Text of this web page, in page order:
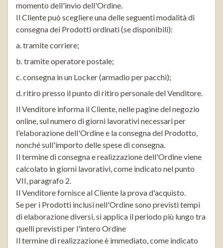
momento dell'invio dell'Ordine.
Il Cliente può scegliere una delle seguenti modalità di
consegna dei Prodotti ordinati (se disponibili):
a. tramite corriere;
b. tramite operatore postale;
c. consegna in un Locker (armadio per pacchi);
d. ritiro presso il punto di ritiro personale del Venditore.
Il Venditore informa il Cliente, nelle pagine del negozio
online, sul numero di giorni lavorativi necessari per
l'elaborazione dell'Ordine e la consegna del Prodotto,
nonché sull'importo delle spese di consegna.
Il termine di consegna e realizzazione dell'Ordine viene
calcolato in giorni lavorativi, come indicato nel punto
VII, paragrafo 2.
Il Venditore fornisce al Cliente la prova d'acquisto.
Se per i Prodotti inclusi nell'Ordine sono previsti tempi
di elaborazione diversi, si applica il periodo più lungo tra
quelli previsti per l'intero Ordine
Il termine di realizzazione è immediato, come indicato